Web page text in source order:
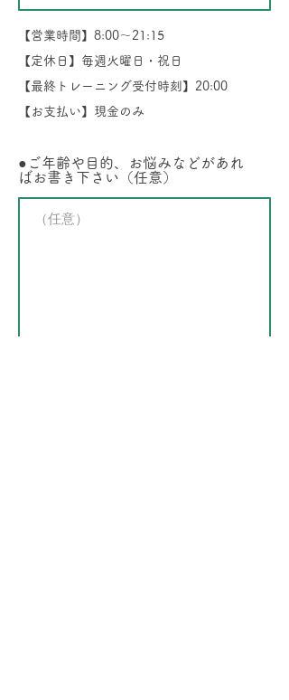
【営業時間】 8:00～21:15
【定休日】毎週火曜日・祝日
【最終トレーニング受付時刻】20:00
【お支払い】現金のみ
●ご年齢や目的、お悩みなどがあれ
ばお書き下さい（任意）